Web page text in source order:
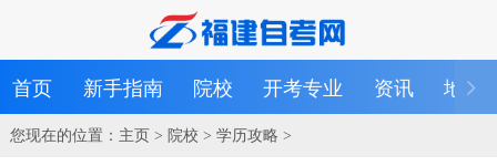
首页 新手指南 院校 开考专业 资讯 地区
您现在的位置： 主页> 院校 > 学历攻略 >